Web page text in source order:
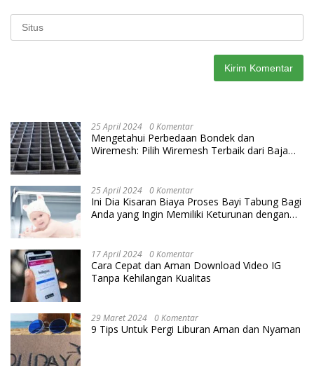
25 April 2024 0 Komentar
Mengetahui Perbedaan Bondek dan
Wiremesh: Pilih Wiremesh Terbaik dari Baja
25 April 2024 0 Komentar
Ini Dia Kisaran Biaya Proses Bayi Tabung Bagi
Anda yang Ingin Memiliki Keturunan dengan
17 April 2024 0 Komentar
Cara Cepat dan Aman Download Video IG
Tanpa Kehilangan Kualitas
29 Maret 2024 0 Komentar
9 Tips Untuk Pergi Liburan Aman dan Nyaman